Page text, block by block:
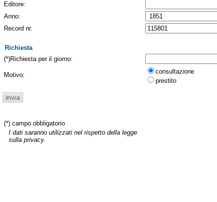
Editore:
Anno:
Record nr.
Richiesta
(*)Richiesta per il giorno:
Motivo:
consultazione
prestito
(*) campo obbligatorio
I dati saranno utilizzati nel rispetto della legge
sulla privacy.